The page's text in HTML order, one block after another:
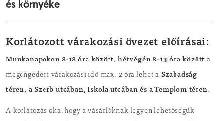
és környéke
Korlátozott várakozási övezet előírásai:
Munkanapokon 8-18 óra között, hétvégén 8-13 óra között a
megengedett várakozási idő max. 2 óra lehet a Szabadság
téren, a Szerb utcában, Iskola utcában és a Templom téren.
A korlátozás oka, hogy a vásárlóknak legyen lehetőségük